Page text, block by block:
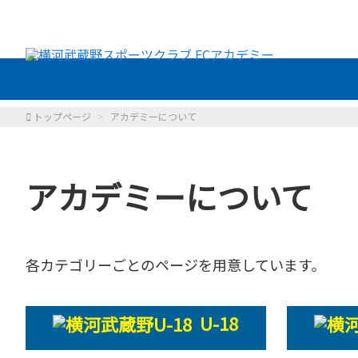
トップページ アカデミーについて
アカデミーについて
各カテゴリーごとのページを用意しています。
U-18